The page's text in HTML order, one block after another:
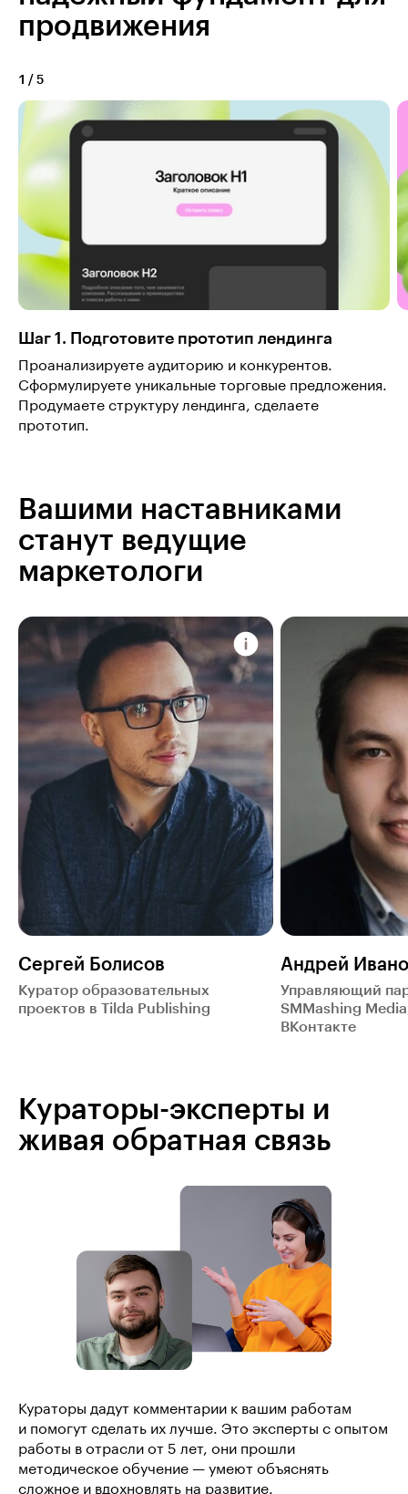
продвижения
1 / 5
Шаг 1. Подготовите прототип лендинга
Проанализируете аудиторию и конкурентов.
Сформулируете уникальные торговые предложения.
Продумаете структуру лендинга, сделаете
прототип.
Вашими наставниками
станут ведущие
маркетологи
Сергей Болисов
Куратор образовательных
проектов в Tilda Publishing
Андрей
Управляющий
SMMashing
ВКонтакте
Кураторы-эксперты и
живая обратная связь
Кураторы дадут комментарии к вашим работам
и помогут сделать их лучше. Это эксперты с опытом
работы в отрасли от 5 лет, они прошли
методическое обучение — умеют объяснять
сложное и вдохновлять на развитие.